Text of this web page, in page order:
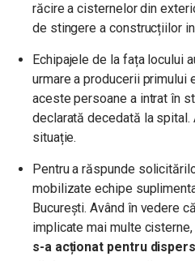
răcire a cisternelor din
de stingere a construcțiilor
Echipajele de la fața locului
urmare a producerii primului
aceste persoane a intrat în
declarată decedată la
situație.
Pentru a răspunde
mobilizate echipe
București. Având în vedere
implicate mai multe
s-a acționat pentru